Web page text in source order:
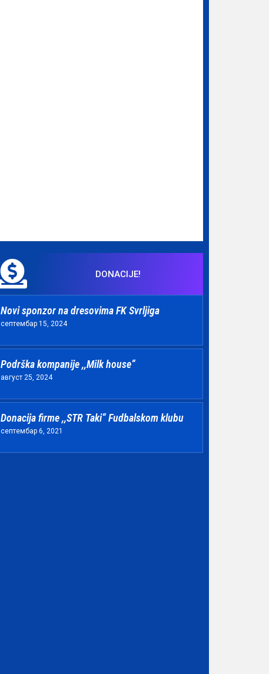
DONACIJE!
Novi sponzor na dresovima FK Svrljiga
септембар 15, 2024
Podrška kompanije ,,Milk house“
август 25, 2024
Donacija firme ,,STR Taki“ Fudbalskom klubu
септембар 6, 2021